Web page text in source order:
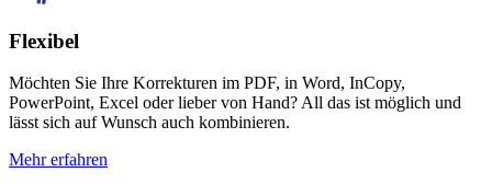
Flexibel
Möchten Sie Ihre Korrekturen im PDF, in Word, InCopy,
PowerPoint, Excel oder lieber von Hand? All das ist möglich und
lässt sich auf Wunsch auch kombinieren.
Mehr erfahren